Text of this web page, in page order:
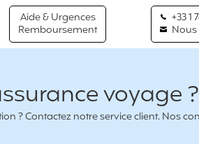
Aide & Urgences
Remboursement
+33 1
voyage ?
? Contactez notre service client. Nos